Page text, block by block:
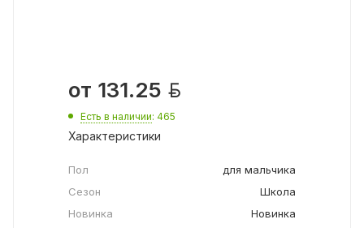
от 131.25 
Есть в наличии: 465
Характеристики
Пол
для мальчика
Сезон
Школа
Новинка
Новинка